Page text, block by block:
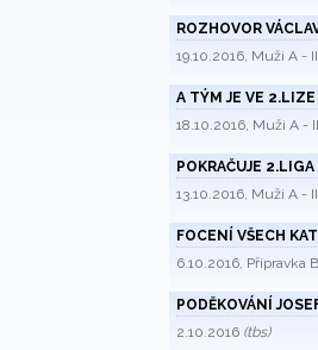
ROZHOVOR
19.10.2016, Muži A -
A TÝM JE VE 2.LIZE
18.10.2016, Muži A -
POKRAČUJE
13.10.2016, Muži A -
FOCENÍ VŠECH
6.10.2016, Přípravka
PODĚKOVÁNÍ
2.10.2016 (tbs)